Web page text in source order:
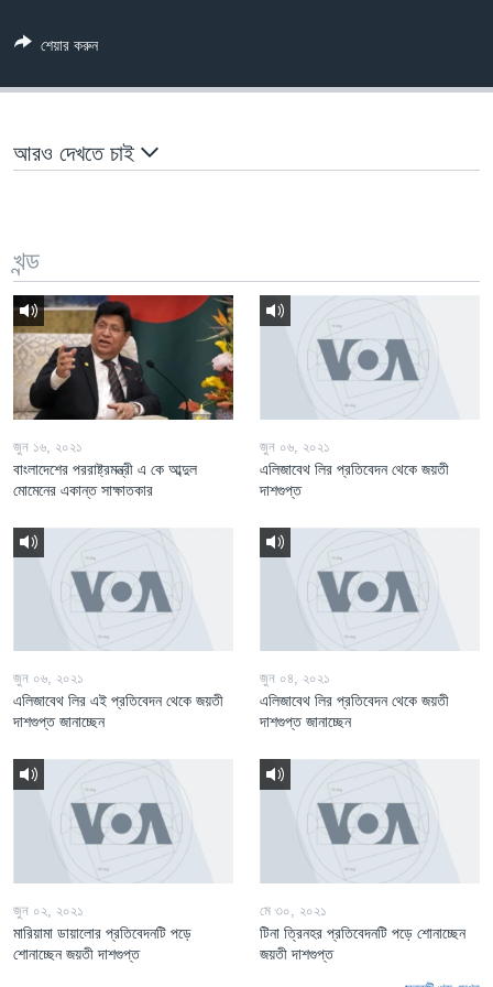
Learning English
FOLLOW US
শেয়ার করুন
আরও দেখতে চাই
খন্ড
জুন ১৬, ২০২১
বাংলাদেশের পররাষ্ট্রমন্ত্রী এ কে আব্দুল
মোমেনের একান্ত সাক্ষাতকার
জুন ০৬, ২০২১
এলিজাবেথ লির প্রতিবেদন থেকে জয়তী
দাশগুপ্ত
জুন ০৬, ২০২১
এলিজাবেথ লির এই প্রতিবেদন থেকে জয়তী
দাশগুপ্ত জানাচ্ছেন
জুন ০৪, ২০২১
এলিজাবেথ লির প্রতিবেদন থেকে জয়তী
দাশগুপ্ত জানাচ্ছেন
জুন ০২, ২০২১
মারিয়ামা ডায়ালোর প্রতিবেদনটি পড়ে
শোনাচ্ছেন জয়তী দাশগুপ্ত
মে ৩০, ২০২১
টিনা ত্রিনহর প্রতিবেদনটি পড়ে শোনাচ্ছেন
জয়তী দাশগুপ্ত